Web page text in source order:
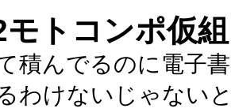
モトコンポ仮組
積んでるのに電子
わけないじゃない